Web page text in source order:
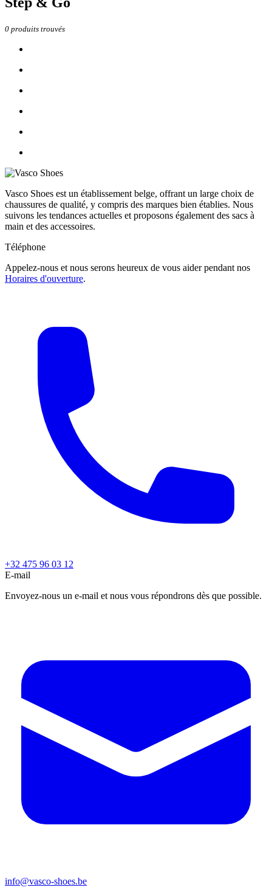
0 produits trouvés
Vasco Shoes est un établissement belge, offrant un large choix de
chaussures de qualité, y compris des marques bien établies. Nous
suivons les tendances actuelles et proposons également des sacs à
main et des accessoires.
Téléphone
Appelez-nous et nous serons heureux de vous aider pendant nos
Horaires d'ouverture.
+32 475 96 03 12
E-mail
Envoyez-nous un e-mail et nous vous répondrons dès que possible.
info@vasco-shoes.be